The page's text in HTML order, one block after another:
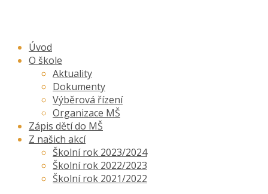
Úvod
O škole
Aktuality
Dokumenty
Výběrová řízení
Organizace MŠ
Zápis dětí do MŠ
Z našich akcí
Školní rok 2023/2024
Školní rok 2022/2023
Školní rok 2021/2022